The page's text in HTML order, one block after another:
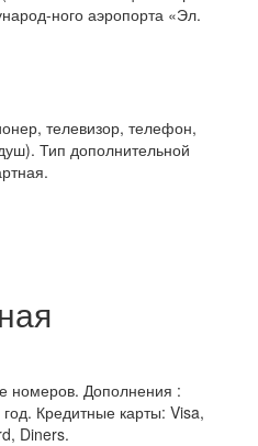
ного аэропорта «Эл.
телевизор, телефон,
Тип дополнительной
номеров. Дополнения :
Кредитные карты: Visa,
Diners.